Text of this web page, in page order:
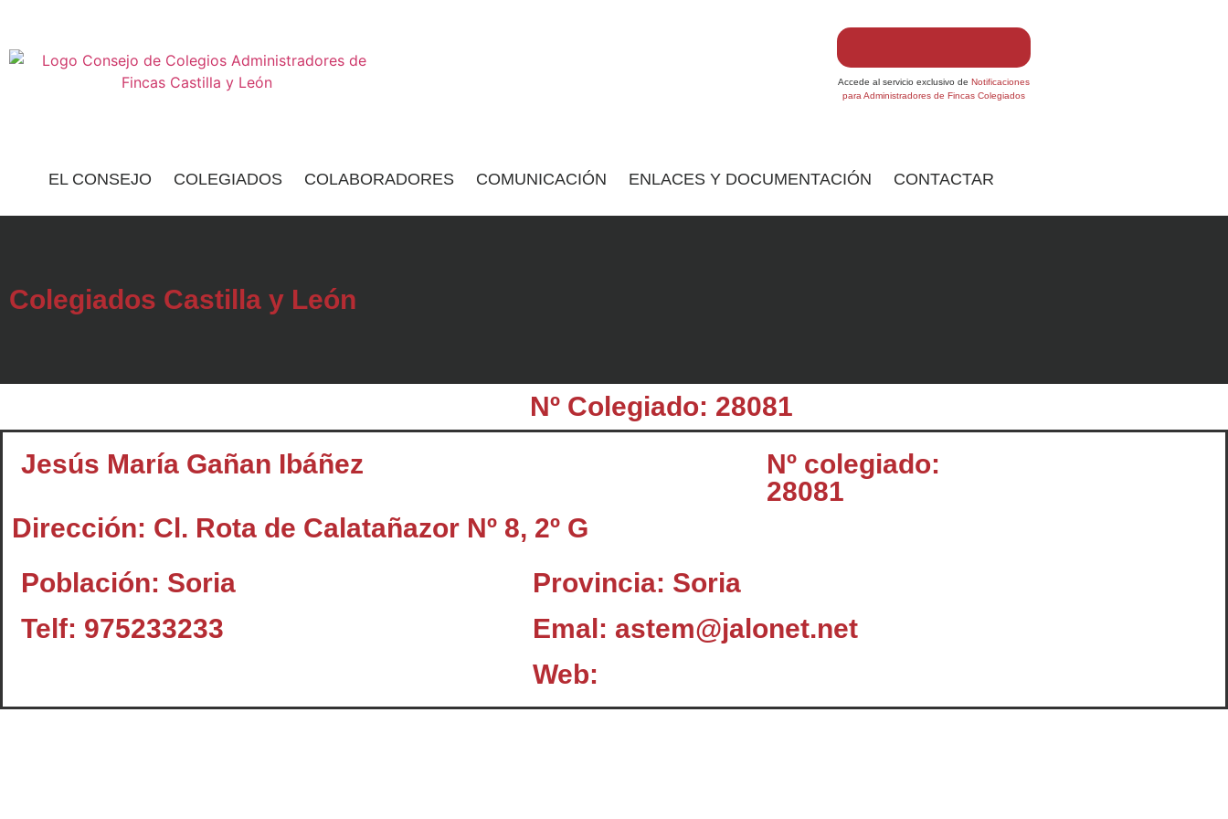
Accede al servicio exclusivo deNotificaciones
para Administradores de Fincas Colegiados
EL CONSEJO COLEGIADOS COLABORADORES COMUNICACIÓN ENLACES Y DOCUMENTACIÓN CONTACTAR
Colegiados Castilla y León
Nº Colegiado: 28081
Jesús María Gañan Ibáñez
Nº colegiado:
28081
Dirección: Cl. Rota de Calatañazor Nº 8, 2º G
Población: Soria
Provincia: Soria
Telf: 975233233
Emal: astem@jalonet.net
Web: